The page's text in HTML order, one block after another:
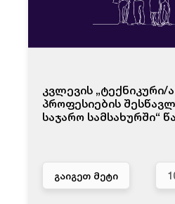
კვლევის „ტექნიკური/
პროფესიების
საჯარო სამსახურში“
ᲒᲐᲘᲒᲔᲗ ᲛᲔᲢᲘ